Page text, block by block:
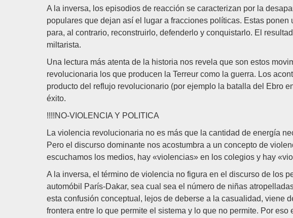
A la inversa, los episodios de reacción se caracterizan por la
populares que dejan así el lugar a fracciones políticas. Estas ponen
para, al contrario, reconstruirlo, defenderlo y conquistarlo. El
miltarista.
Una lectura más atenta de la historia nos revela que son estos
revolucionaria los que producen la Terreur como la guerra. Los
producto del reflujo revolucionario (por ejemplo la batalla del Ebro
éxito.
!!!!NO-VIOLENCIA Y POLITICA
La violencia revolucionaria no es más que la cantidad de energía
Pero el discurso dominante nos acostumbra a un concepto de
escuchamos los medios, hay «violencias» en los colegios y hay
A la inversa, el término de violencia no figura en el discurso de los
automóbil París-Dakar, sea cual sea el número de niñas
esta confusión conceptual, lejos de deberse a la casualidad, viene
frontera entre lo que permite el sistema y lo que no permite. Por